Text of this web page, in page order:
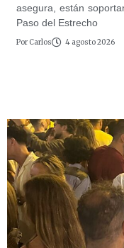
asegura, están
Paso del Estrecho
Por Carlos 4 agosto 2026